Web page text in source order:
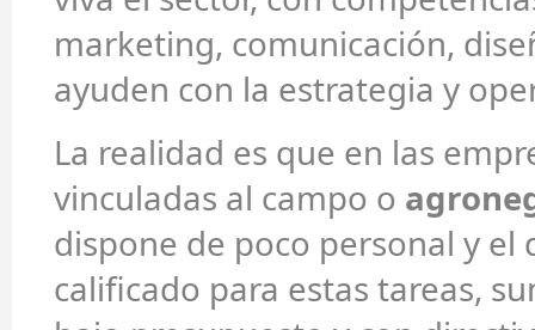
marketing, comunicación,
ayuden con la estrategia y
La realidad es que en las
vinculadas al campo o
dispone de poco personal y el
calificado para estas tareas,